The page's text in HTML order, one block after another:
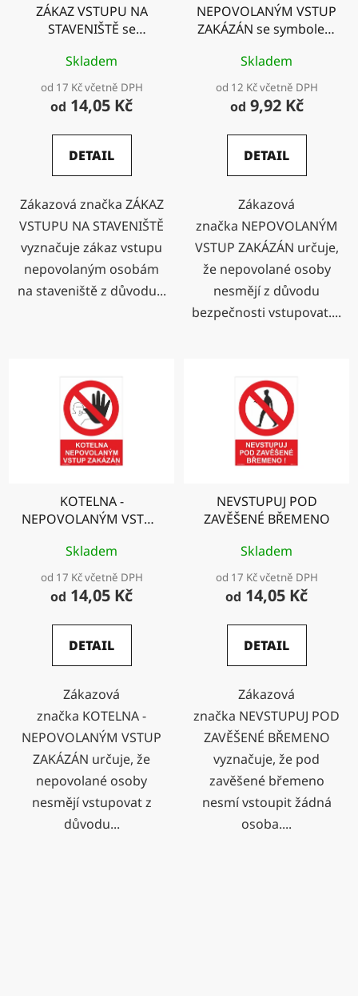
ZÁKAZ VSTUPU NA
STAVENIŠTĚ se
Skladem
od 17 Kč včetně DPH
od 14,05 Kč
DETAIL
Zákazová značka ZÁKAZ
VSTUPU NA STAVENIŠTĚ
vyznačuje zákaz vstupu
nepovolaným osobám
na staveniště z důvodu...
NEPOVOLANÝM VSTUP
ZAKÁZÁN se symbolem
Skladem
od 12 Kč včetně DPH
od 9,92 Kč
DETAIL
Zákazová
značka NEPOVOLANÝM
VSTUP ZAKÁZÁN určuje,
že nepovolané osoby
nesmějí z důvodu
bezpečnosti vstupovat....
KOTELNA -
NEPOVOLANÝM VSTUP
Skladem
od 17 Kč včetně DPH
od 14,05 Kč
DETAIL
Zákazová
značka KOTELNA -
NEPOVOLANÝM VSTUP
ZAKÁZÁN určuje, že
nepovolané osoby
nesmějí vstupovat z
důvodu...
NEVSTUPUJ POD
ZAVĚŠENÉ BŘEMENO
Skladem
od 17 Kč včetně DPH
od 14,05 Kč
DETAIL
Zákazová
značka NEVSTUPUJ POD
ZAVĚŠENÉ BŘEMENO
vyznačuje, že pod
zavěšené břemeno
nesmí vstoupit žádná
osoba....